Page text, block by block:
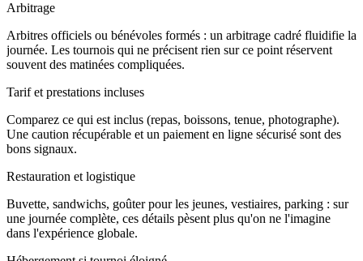
Arbitrage
Arbitres officiels ou bénévoles formés : un arbitrage cadré fluidifie la
journée. Les tournois qui ne précisent rien sur ce point réservent
souvent des matinées compliquées.
Tarif et prestations incluses
Comparez ce qui est inclus (repas, boissons, tenue, photographe).
Une caution récupérable et un paiement en ligne sécurisé sont des
bons signaux.
Restauration et logistique
Buvette, sandwichs, goûter pour les jeunes, vestiaires, parking : sur
une journée complète, ces détails pèsent plus qu'on ne l'imagine
dans l'expérience globale.